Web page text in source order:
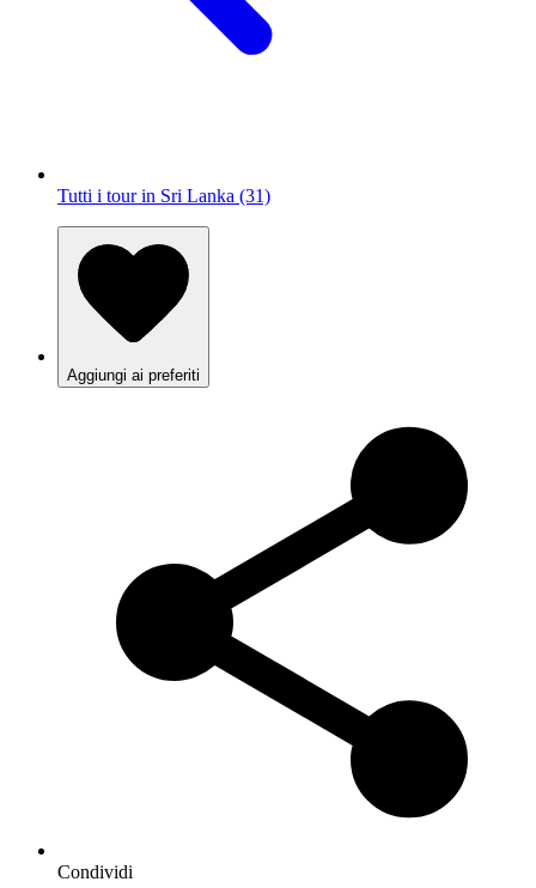
Tutti i tour in Sri Lanka (31)
Aggiungi ai preferiti
Condividi